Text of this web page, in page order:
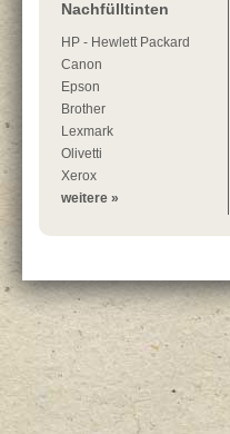
Nachfülltinten
HP - Hewlett Packard
Canon
Epson
Brother
Lexmark
Olivetti
Xerox
weitere »